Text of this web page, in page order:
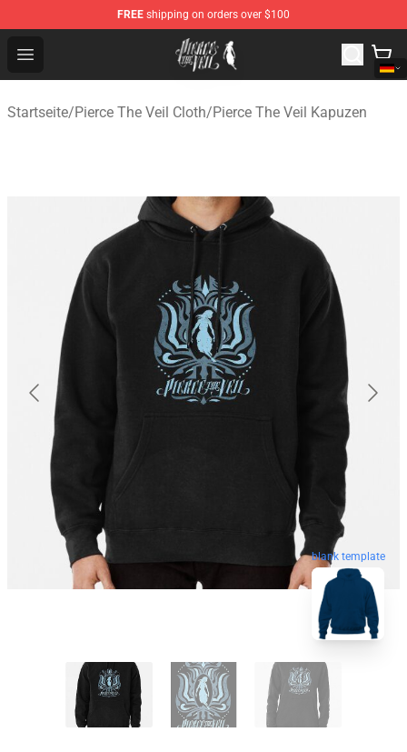
FREE shipping on orders over $100
Open menu
Pierce The Veil Store - Official Pierce The Veil
Startseite/Pierce The Veil Cloth/Pierce The Veil Kapuzen
blank template